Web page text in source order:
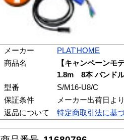
メーカー
PLAT'HOME
商品名
【キャンペーンモ
1.8m 8本 バンド
型番
S/M16-U8/C
保証条件
メーカー出荷日よ
返品について
特定商取引法に基